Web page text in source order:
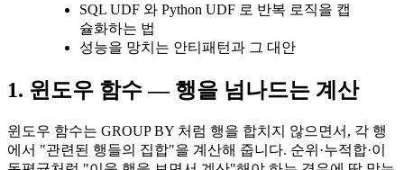
SQL UDF 와 Python UDF 로 반복 로직을 캡
슐화하는 법
성능을 망치는 안티패턴과 그 대안
1. 윈도우 함수 — 행을 넘나드는 계산
윈도우 함수는 GROUP BY 처럼 행을 합치지 않으면서, 각 행
에서 "관련된 행들의 집합"을 계산해 줍니다. 순위·누적합·이